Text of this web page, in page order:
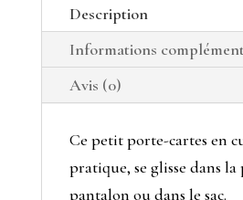
Description
Informations
Avis (0)
Ce petit porte-cartes en
pratique, se glisse dans la
pantalon ou dans le sac.